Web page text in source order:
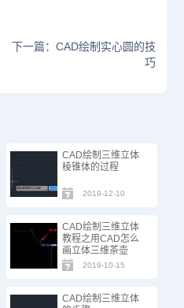
下一篇：CAD绘制实心圆的技
巧
CAD绘制三维立体
棱锥体的过程
2019-12-10
CAD绘制三维立体
教程之用CAD怎么
画立体三维茶壶
2019-10-15
CAD绘制三维立体